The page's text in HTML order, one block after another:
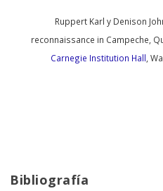
Ruppert Karl y Denison
reconnaissance in Campeche,
Carnegie Institution Hall ,
Bibliografía